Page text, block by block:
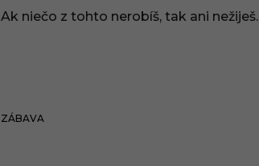
Ak niečo z tohto nerobíš, tak ani nežiješ.
ZÁBAVA